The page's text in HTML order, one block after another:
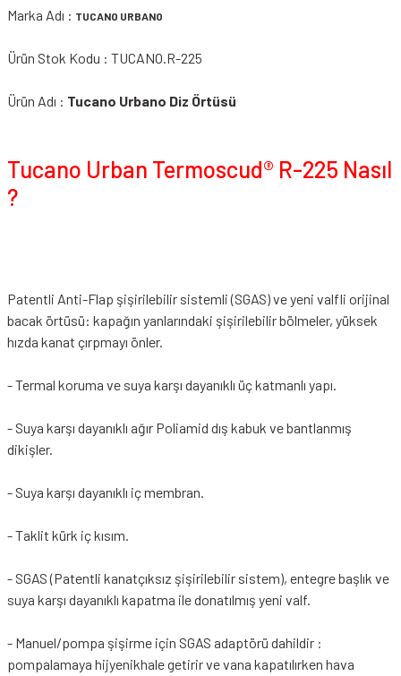
Marka Adı : TUCANO URBANO
Ürün Stok Kodu : TUCANO.R-225
Ürün Adı : Tucano Urbano Diz Örtüsü
Tucano Urban Termoscud® R-225 Nasıl
?
Patentli Anti-Flap şişirilebilir sistemli (SGAS) ve yeni valfli orijinal
bacak örtüsü: kapağın yanlarındaki şişirilebilir bölmeler, yüksek
hızda kanat çırpmayı önler.
- Termal koruma ve suya karşı dayanıklı üç katmanlı yapı.
- Suya karşı dayanıklı ağır Poliamid dış kabuk ve bantlanmış
dikişler.
- Suya karşı dayanıklı iç membran.
- Taklit kürk iç kısım.
- SGAS (Patentli kanatçıksız şişirilebilir sistem), entegre başlık ve
suya karşı dayanıklı kapatma ile donatılmış yeni valf.
- Manuel/pompa şişirme için SGAS adaptörü dahildir :
pompalamaya hijyenikhale getirir ve vana kapatılırken hava